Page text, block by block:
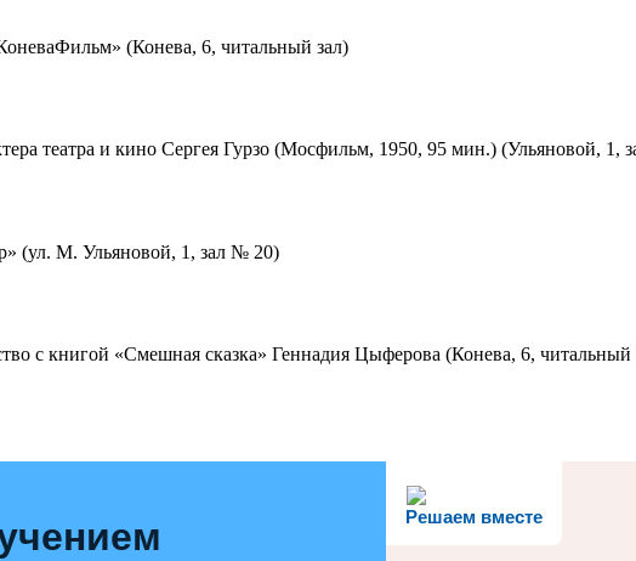
(Конева, 6, читальный зал)
театра и кино Сергея Гурзо (Мосфильм, 1950, 95 мин.) (Ульяновой, 1,
(ул. М. Ульяновой, 1, зал № 20)
с книгой «Смешная сказка» Геннадия Цыферова (Конева, 6, читальный
Решаем вместе